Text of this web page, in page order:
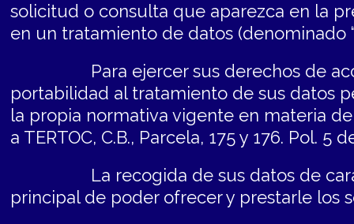
solicitud o consulta que aparezca en la
en un tratamiento de datos (denominado
Para ejercer sus derechos de
portabilidad al tratamiento de sus datos
la propia normativa vigente en materia
a TERTOC, C.B., Parcela, 175 y 176. Pol. 5
La recogida de sus datos de
principal de poder ofrecer y prestarle los